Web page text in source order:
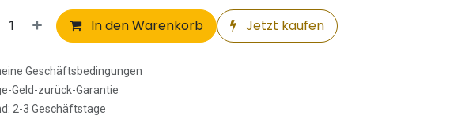
In den Warenkorb Jetzt kaufen
Geschäftsbedingungen
Geld-zurück-Garantie
2-3 Geschäftstage